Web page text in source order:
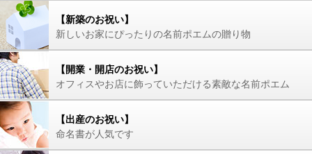
【新築のお祝い】
新しいお家にぴったりの名前ポエムの贈り物
【開業・開店のお祝い】
オフィスやお店に飾っていただける素敵な名前ポエム
【出産のお祝い】
命名書が人気です